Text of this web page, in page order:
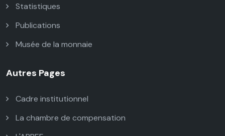
Statistiques
Publications
Musée de la monnaie
Autres Pages
Cadre institutionnel
La chambre de compensation